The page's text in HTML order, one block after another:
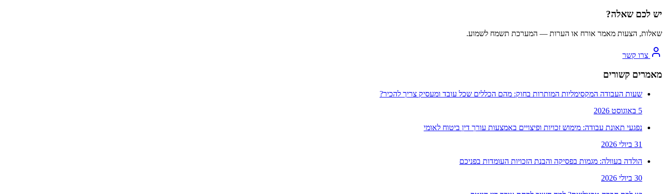
יש לכם שאלה?
שאלות, הצעות מאמר אורח או הערות — המערכת תשמח לשמוע.
צרו קשר
מאמרים קשורים
שעות העבודה המקסימליות המותרות בחוק: מהם הכללים שכל עובד ומעסיק צריך להכיר?
5 באוגוסט 2026
נפגעי תאונת עבודה: מימוש זכויות ופיצויים באמצעות עורך דין ביטוח לאומי
31 ביולי 2026
הולדה בעוולה: מגמות בפסיקה והבנת הזכויות העומדות בפניכם
30 ביולי 2026